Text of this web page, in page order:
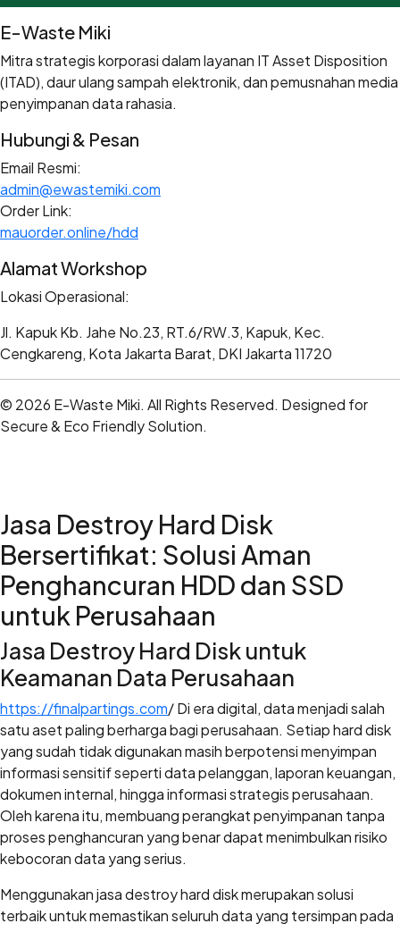
E-Waste Miki
Mitra strategis korporasi dalam layanan IT Asset Disposition
(ITAD), daur ulang sampah elektronik, dan pemusnahan media
penyimpanan data rahasia.
Hubungi & Pesan
Email Resmi:
admin@ewastemiki.com
Order Link:
mauorder.online/hdd
Alamat Workshop
Lokasi Operasional:
Jl. Kapuk Kb. Jahe No.23, RT.6/RW.3, Kapuk, Kec.
Cengkareng, Kota Jakarta Barat, DKI Jakarta 11720
© 2026 E-Waste Miki. All Rights Reserved. Designed for
Secure & Eco Friendly Solution.
Jasa Destroy Hard Disk
Bersertifikat: Solusi Aman
Penghancuran HDD dan SSD
untuk Perusahaan
Jasa Destroy Hard Disk untuk
Keamanan Data Perusahaan
https://finalpartings.com/ Di era digital, data menjadi salah
satu aset paling berharga bagi perusahaan. Setiap hard disk
yang sudah tidak digunakan masih berpotensi menyimpan
informasi sensitif seperti data pelanggan, laporan keuangan,
dokumen internal, hingga informasi strategis perusahaan.
Oleh karena itu, membuang perangkat penyimpanan tanpa
proses penghancuran yang benar dapat menimbulkan risiko
kebocoran data yang serius.
Menggunakan jasa destroy hard disk merupakan solusi
terbaik untuk memastikan seluruh data yang tersimpan pada